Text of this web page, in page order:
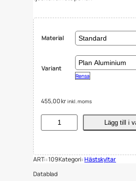
Material
Variant
Rensa
455,00krinkl. moms
H
k
l
Lägg till i
ART::109Kategori:Hästskyltar
Datablad